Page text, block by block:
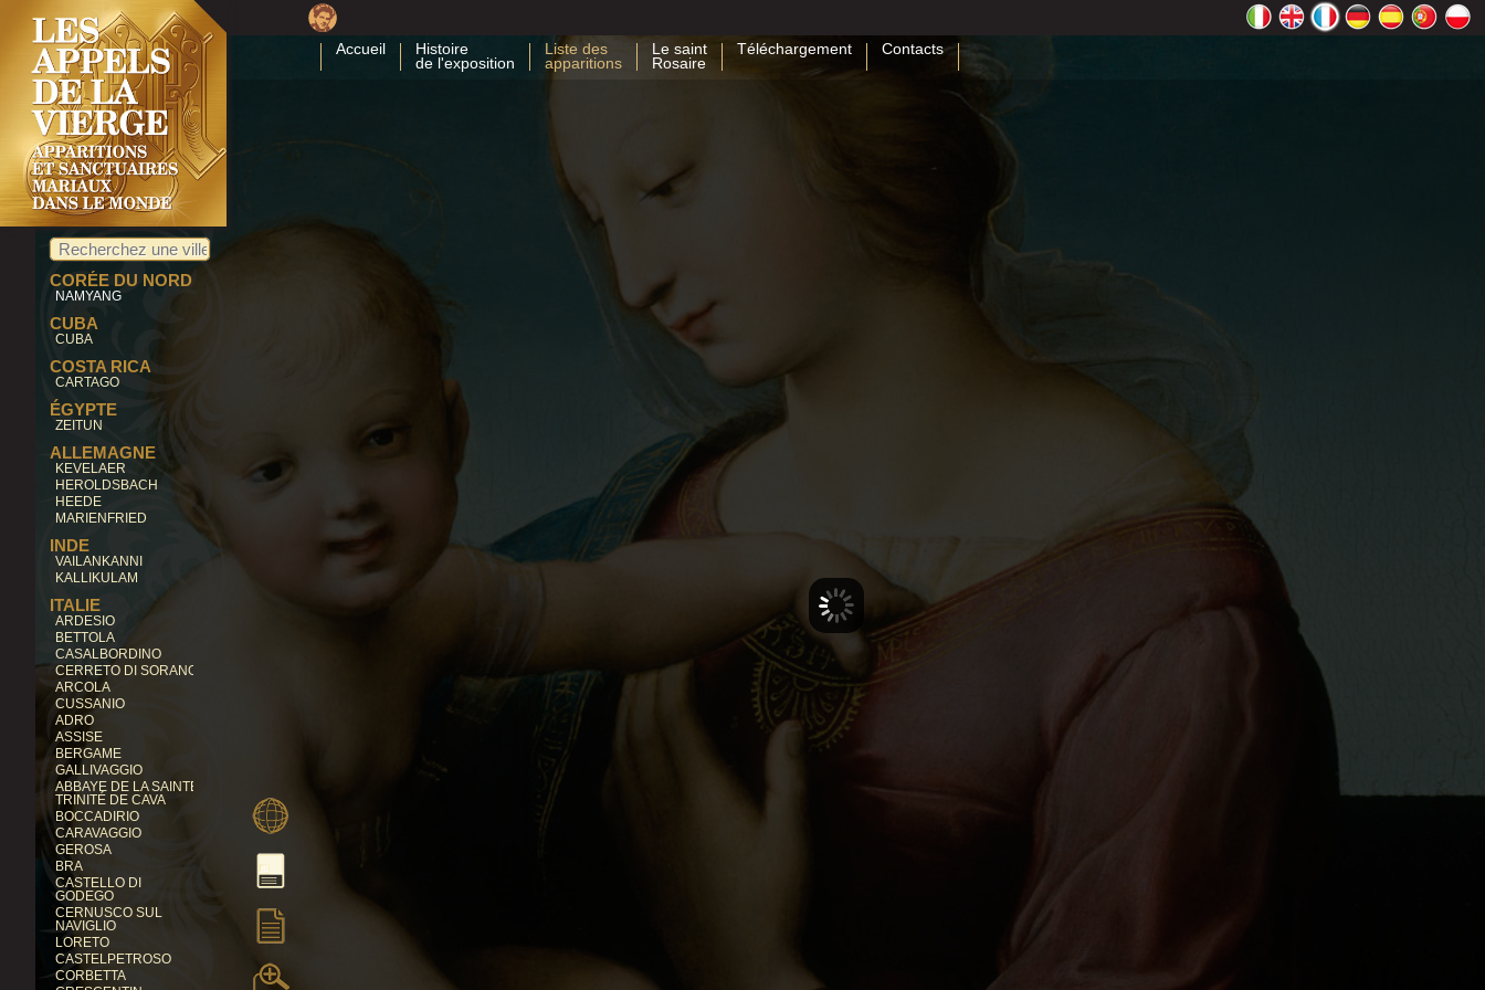
Accueil
Histoire
de l'exposition
Liste des
apparitions
Le saint
Rosaire
Téléchargement Contacts
ÎLE-BOUCHARD
LA SALETTE
LA PRÉNESSAYE
LE PUY EN VELAY
ORNANS
LOURDES
PELLEVOISIN
PONTMAIN
PLANTÉES
TROIS-ÉPIS
CHILI
ANDACOLLO
CHINE
DONG LU
CORÉE DU NORD
NAMYANG
CUBA
CUBA
COSTA RICA
CARTAGO
ÉGYPTE
ZEITUN
ALLEMAGNE
KEVELAER
HEROLDSBACH
HEEDE
MARIENFRIED
INDE
VAILANKANNI
KALLIKULAM
ITALIE
ARDESIO
BETTOLA
CASALBORDINO
CERRETO DI SORANO
ARCOLA
CUSSANIO
ADRO
ASSISE
BERGAME
GALLIVAGGIO
ABBAYE DE LA SAINTE
TRINITÉ DE CAVA
BOCCADIRIO
CARAVAGGIO
GEROSA
BRA
CASTELLO DI
GODEGO
CERNUSCO SUL
NAVIGLIO
LORETO
CASTELPETROSO
CORBETTA